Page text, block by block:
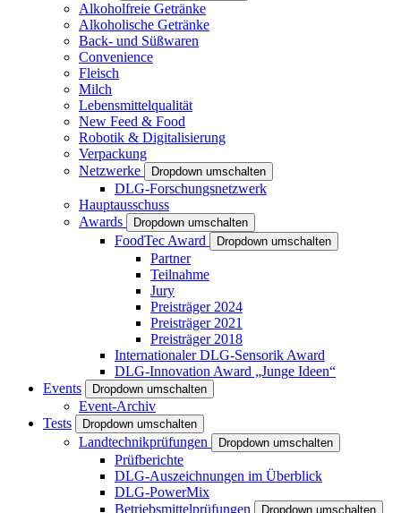
Alkoholfreie Getränke
Alkoholische Getränke
Back- und Süßwaren
Convenience
Fleisch
Milch
Lebensmittelqualität
New Feed & Food
Robotik & Digitalisierung
Verpackung
Netzwerke
Dropdown umschalten
DLG-Forschungsnetzwerk
Hauptausschuss
Awards
Dropdown umschalten
FoodTec Award Dropdown umschalten
Partner
Teilnahme
Jury
Preisträger 2024
Preisträger 2021
Preisträger 2018
Internationaler DLG-Sensorik Award
DLG-Innovation Award „Junge Ideen“
Events
Dropdown umschalten
Event-Archiv
Tests
Dropdown umschalten
Landtechnikprüfungen Dropdown umschalten
Prüfberichte
DLG-Auszeichnungen im Überblick
DLG-PowerMix
Betriebsmittelprüfungen
Dropdown umschalten